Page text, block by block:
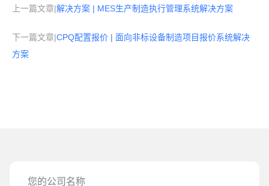
上一篇文章|解决方案 | MES生产制造执行管理系统解决方案
下一篇文章|CPQ配置报价 | 面向非标设备制造项目报价系统解决
方案